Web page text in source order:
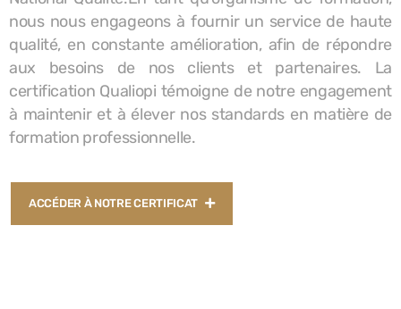
nous nous engageons à fournir un service de haute
qualité, en constante amélioration, afin de répondre
aux besoins de nos clients et partenaires. La
certification Qualiopi témoigne de notre engagement
à maintenir et à élever nos standards en matière de
formation professionnelle.
ACCÉDER À NOTRE CERTIFICAT